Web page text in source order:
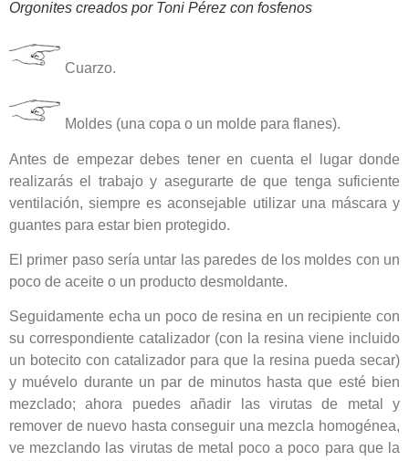
Orgonites creados por Toni Pérez con fosfenos
Cuarzo.
Moldes (una copa o un molde para flanes).
Antes de empezar debes tener en cuenta el lugar donde
realizarás el trabajo y asegurarte de que tenga suficiente
ventilación, siempre es aconsejable utilizar una máscara y
guantes para estar bien protegido.
El primer paso sería untar las paredes de los moldes con un
poco de aceite o un producto desmoldante.
Seguidamente echa un poco de resina en un recipiente con
su correspondiente catalizador (con la resina viene incluido
un botecito con catalizador para que la resina pueda secar)
y muévelo durante un par de minutos hasta que esté bien
mezclado; ahora puedes añadir las virutas de metal y
remover de nuevo hasta conseguir una mezcla homogénea,
ve mezclando las virutas de metal poco a poco para que la